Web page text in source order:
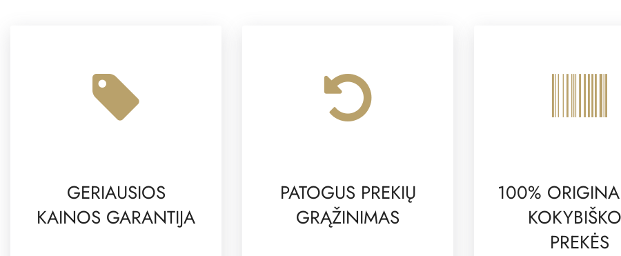
GERIAUSIOS
KAINOS GARANTIJA
PATOGUS PREKIŲ
GRĄŽINIMAS
100%
PREKĖS